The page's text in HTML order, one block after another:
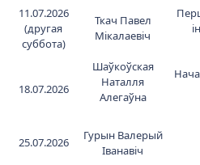
11.07.2026
(другая
суббота)
Ткач Павел
Мікалаевіч
18.07.2026
Шаўкоўская
Наталля
Алегаўна
25.07.2026
Гурын Валерый
Іванавіч